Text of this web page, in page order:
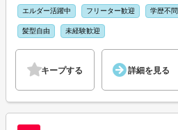
エルダー活躍中 フリーター歓迎 学歴不問
髪型自由 未経験歓迎
キープする 詳細を見る